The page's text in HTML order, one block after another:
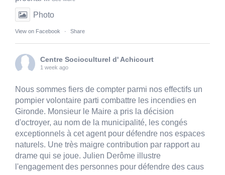
Photo
View on Facebook · Share
Centre Socioculturel d' Achicourt
1 week ago
Nous sommes fiers de compter parmi nos effectifs un
pompier volontaire parti combattre les incendies en
Gironde. Monsieur le Maire a pris la décision
d'octroyer, au nom de la municipalité, les congés
exceptionnels à cet agent pour défendre nos espaces
naturels. Une très maigre contribution par rapport au
drame qui se joue. Julien Derôme illustre
l'engagement des personnes pour défendre des caus